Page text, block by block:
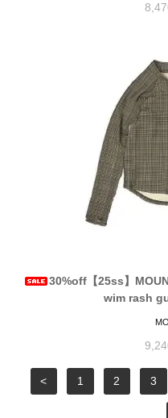
30%off【25ss】
wim rash
< 1 2 3